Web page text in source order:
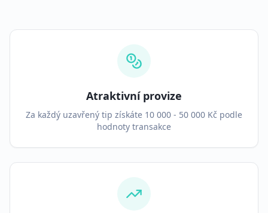
Atraktivní provize
Za každý uzavřený tip získáte 10 000 - 50 000 Kč podle
hodnoty transakce